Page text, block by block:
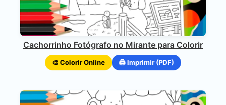
Cachorrinho Fotógrafo no Mirante para Colorir
🎨 Colorir Online 🖨️ Imprimir (PDF)